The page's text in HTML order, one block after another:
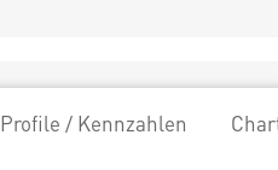
Profile / Kennzahlen